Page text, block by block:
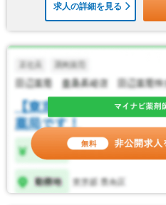
求人の詳細を見る